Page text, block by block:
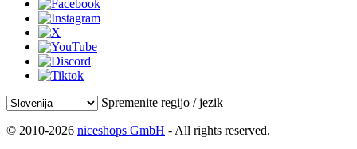
Spremenite regijo / jezik
© 2010-2026 niceshops GmbH - All rights reserved.